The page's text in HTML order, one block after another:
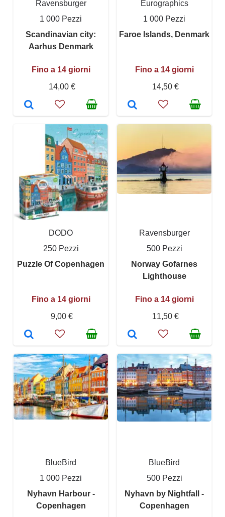
Ravensburger
1 000 Pezzi
Scandinavian city:
Aarhus Denmark
Fino a 14 giorni
14,00 €
Eurographics
1 000 Pezzi
Faroe Islands, Denmark
Fino a 14 giorni
14,50 €
DODO
250 Pezzi
Puzzle Of Copenhagen
Fino a 14 giorni
9,00 €
Ravensburger
500 Pezzi
Norway Gofarnes
Lighthouse
Fino a 14 giorni
11,50 €
BlueBird
1 000 Pezzi
Nyhavn Harbour -
Copenhagen
BlueBird
500 Pezzi
Nyhavn by Nightfall -
Copenhagen